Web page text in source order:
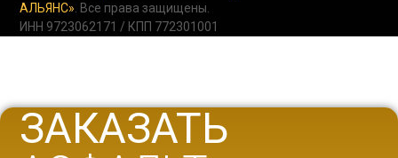
АЛЬЯНС». Все права защищены.
ИНН 9723062171 / КПП 772301001
ЗАКАЗАТЬ